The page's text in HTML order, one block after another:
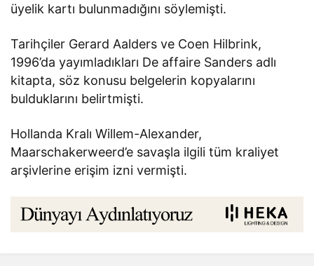
üyelik kartı bulunmadığını söylemişti.
Tarihçiler Gerard Aalders ve Coen Hilbrink,
1996’da yayımladıkları De affaire Sanders adlı
kitapta, söz konusu belgelerin kopyalarını
bulduklarını belirtmişti.
Hollanda Kralı Willem-Alexander,
Maarschakerweerd’e savaşla ilgili tüm kraliyet
arşivlerine erişim izni vermişti.